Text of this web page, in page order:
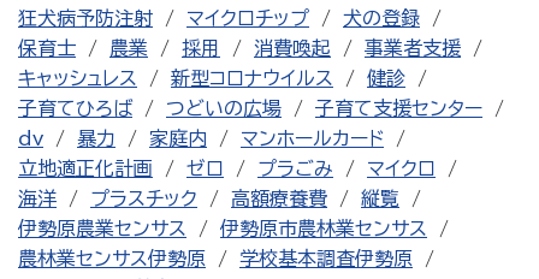
狂犬病予防注射
マイクロチップ
犬の登録
保育士
農業 採用 消費喚起
事業者支援
キャッシュレス
新型コロナウイルス
健診
子育てひろば
つどいの広場
子育て支援センター
dv
暴力 家庭内
マンホールカード
立地適正化計画
ゼロ プラごみ
マイクロ
海洋
プラスチック 高額療養費
縦覧
伊勢原農業センサス
伊勢原市農林業センサス
農林業センサス伊勢原
学校基本調査伊勢原